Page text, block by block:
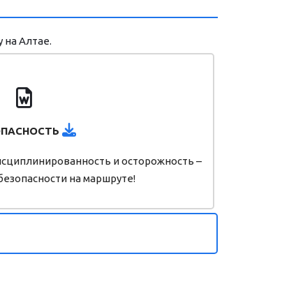
Алтае.
и осторожность –
на маршруте!